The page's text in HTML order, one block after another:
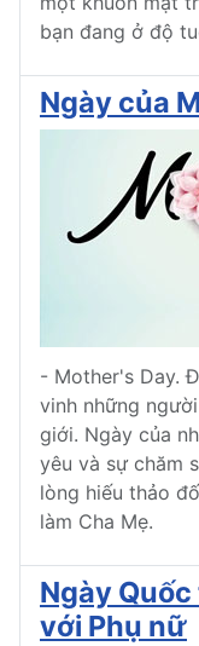
bạn đang ở độ
Ngày của
- Mother's Day.
vinh những
giới. Ngày của
yêu và sự chăm
lòng hiếu thảo
làm Cha Mẹ.
Ngày
với Phụ nữ